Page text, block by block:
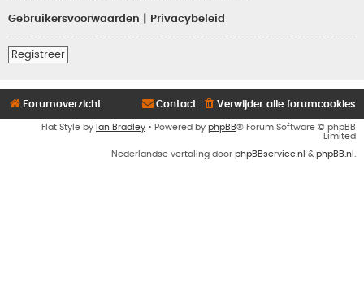
Gebruikersvoorwaarden Privacybeleid
Registreer
Forumoverzicht Verwijder alle forumcookies
Contact
Flat Style by Ian Bradley • Powered by phpBB® Forum Software © phpBB
Limited
Nederlandse vertaling door phpBBservice.nl & phpBB.nl .